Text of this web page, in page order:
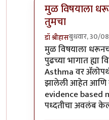
मुळ विषयाला
तुमचा
डॉ श्रीहासबुधवार, 30/
In reply toप्रत्येक
मुळ विषयाला
पुढच्या भागात ह्या
Asthma वर
झालेली आहेत आणि
evidence based
पध्दतीचा अवलंब